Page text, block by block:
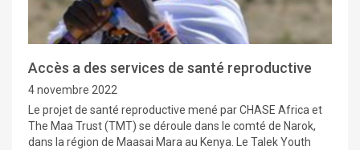
Accès a des services de santé reproductive
4 novembre 2022
Le projet de santé reproductive mené par CHASE Africa et
The Maa Trust (TMT) se déroule dans le comté de Narok,
dans la région de Maasai Mara au Kenya. Le Talek Youth